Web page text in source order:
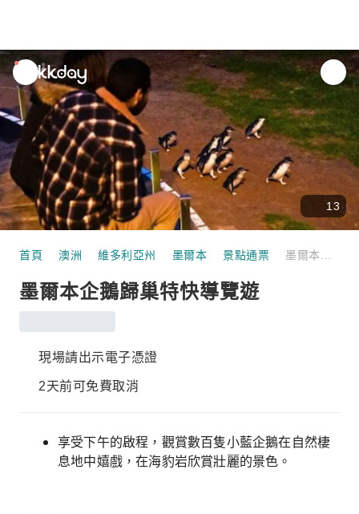
unread
notifications
13
首頁 澳洲 維多利亞州 墨爾本 景點通票
墨爾本企鵝歸巢特快導覽遊
現場請出示電子憑證
2天前可免費取消
享受下午的啟程，觀賞數百隻小藍企鵝在自然棲
息地中嬉戲，在海豹岩欣賞壯麗的景色。